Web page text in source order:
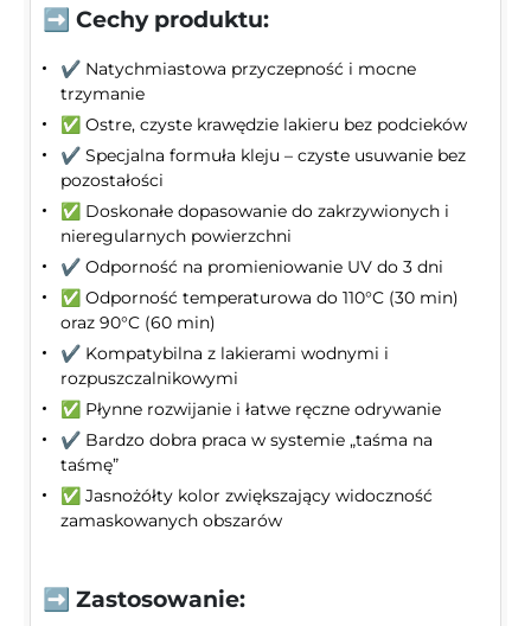
➡️ Cechy produktu:
✔️ Natychmiastowa przyczepność i mocne
trzymanie
✅ Ostre, czyste krawędzie lakieru bez podcieków
✔️ Specjalna formuła kleju – czyste usuwanie bez
pozostałości
✅ Doskonałe dopasowanie do zakrzywionych i
nieregularnych powierzchni
✔️ Odporność na promieniowanie UV do 3 dni
✅ Odporność temperaturowa do 110°C (30 min)
oraz 90°C (60 min)
✔️ Kompatybilna z lakierami wodnymi i
rozpuszczalnikowymi
✅ Płynne rozwijanie i łatwe ręczne odrywanie
✔️ Bardzo dobra praca w systemie „taśma na
taśmę”
✅ Jasnożółty kolor zwiększający widoczność
zamaskowanych obszarów
➡️ Zastosowanie: